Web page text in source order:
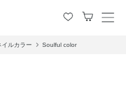
メ
イルカラー Soulful color